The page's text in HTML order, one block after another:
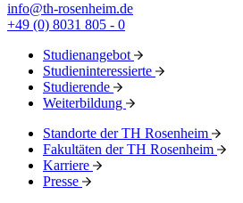
info@th-rosenheim.de
+49 (0) 8031 805 - 0
Studienangebot
Studieninteressierte
Studierende
Weiterbildung
Standorte der TH Rosenheim
Fakultäten der TH Rosenheim
Karriere
Presse